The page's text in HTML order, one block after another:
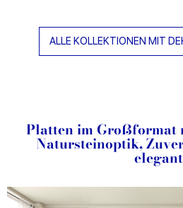
ALLE KOLLEKTIONEN MIT
Platten im Großformat
Natursteinoptik,
elegant